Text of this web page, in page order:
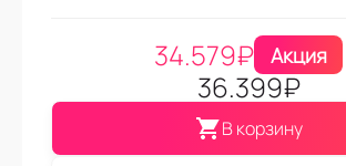
34.579₽ Акция
36.399₽
В корзину